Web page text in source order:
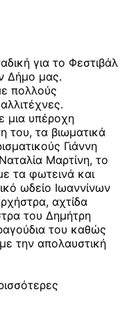
για το Φεστιβάλ
Δήμο μας.
πολλούς
μια υπέροχη
του, τα βιωματικά
Γιάννη
Μαρτίνη, το
τα φωτεινά και
ωδείο Ιωαννίνων
αχτίδα
του Δημήτρη
του καθώς
την απολαυστική